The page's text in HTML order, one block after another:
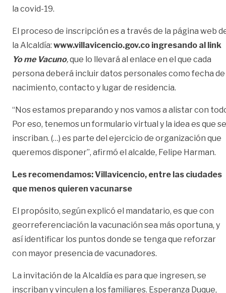
la covid-19.
El proceso de inscripción es a través de la página web
la Alcaldía: www.villavicencio.gov.co ingresando al link
Yo me Vacuno,que lo llevará al enlace en el que cada
persona deberá incluir datos personales como fecha de
nacimiento, contacto y lugar de residencia.
“Nos estamos preparando y nos vamos a alistar con
Por eso, tenemos un formulario virtual y la idea es que se
inscriban. (…) es parte del ejercicio de organización que
queremos disponer”, afirmó el alcalde, Felipe Harman.
Les recomendamos: Villavicencio, entre las ciudades
que menos quieren vacunarse
El propósito, según explicó el mandatario, es que con
georreferenciación la vacunación sea más oportuna, y
así identificar los puntos donde se tenga que reforzar
con mayor presencia de vacunadores.
La invitación de la Alcaldía es para que ingresen, se
inscriban y vinculen a los familiares. Esperanza Duque,